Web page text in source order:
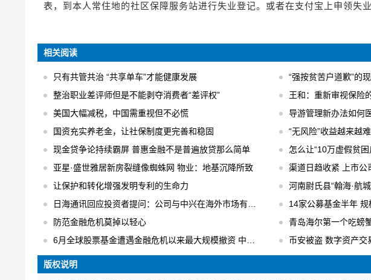
表，到本人常住地的社区保障服务站进行失业登记。或者在支付宝上申领失业
相关阅读
只有共管共治 “共享单车”才能健康发展
“强按贫苦户道歉”的
整治职业差评师但是不能剥夺消费者“差评权”
王和：重新审视保险
美国大幅减税，中国需重视但不必慌
导游管理新办法如何
国资充实养老金，让社保制度更完善和稳固
“无风险”收益越来越
现金贷争论持续霸屏 普惠金融不是普遍放贷那么简单
怎么让“10万虚假贫
亚星·盛世雅居新房裂缝像蜘蛛网 物业：地基沉降所致
渠道日趋收紧 上市公
让保护和转化增强发明专利的生命力
河南尉氏县“翰海·航
日海通讯回应投资者提问：公司与中兴在海外市场有合作
14家公募基金半年
防范金融危机莫掉以轻心
青岛海尔第一个吃螃蟹 中
6月全球股票基金遭遇金融危机以来最大规模撤资 中国不减反增
币安被盗 数字资产交
版权说明